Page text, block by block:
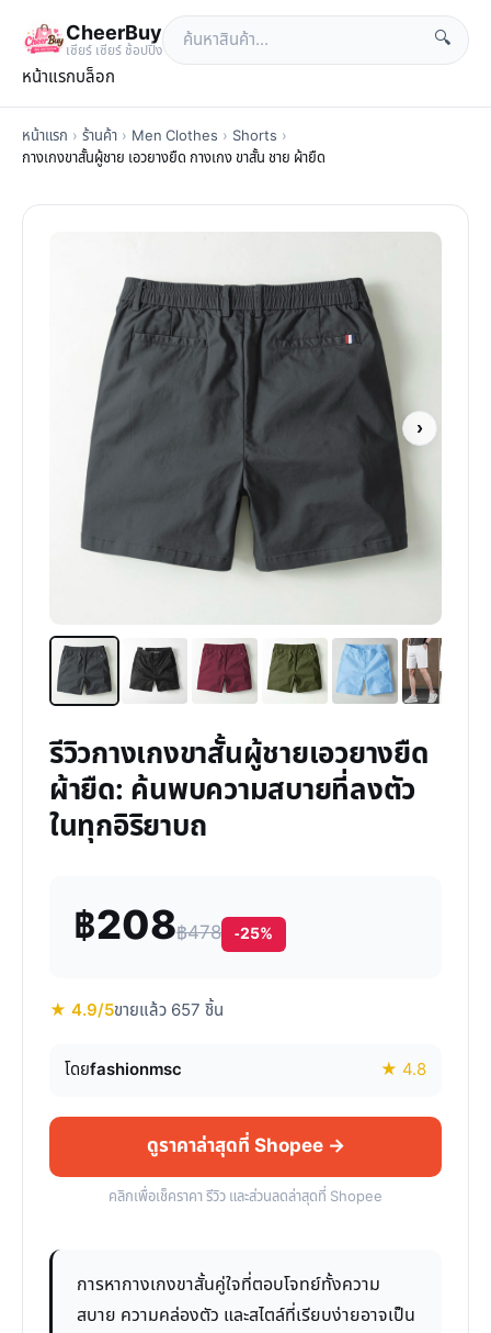
CheerBuy
เซียร์ เซียร์ ช้อปปิ้ง
🔍
หน้าแรกบล็อก
หน้าแรก › ร้านค้า › Men Clothes › Shorts ›
กางเกงขาสั้นผู้ชาย เอวยางยืด กางเกง ขาสั้น ชาย ผ้ายืด
›
รีวิวกางเกงขาสั้นผู้ชายเอวยางยืด
ผ้ายืด: ค้นพบความสบายที่ลงตัว
ในทุกอิริยาบถ
฿208฿478 -25%
★ 4.9/5ขายแล้ว 657 ชิ้น
โดยfashionmsc ★ 4.8
ดูราคาล่าสุดที่ Shopee →
คลิกเพื่อเช็คราคา รีวิว และส่วนลดล่าสุดที่ Shopee
การหากางเกงขาสั้นคู่ใจที่ตอบโจทย์ทั้งความ
สบาย ความคล่องตัว และสไตล์ที่เรียบง่ายอาจเป็น